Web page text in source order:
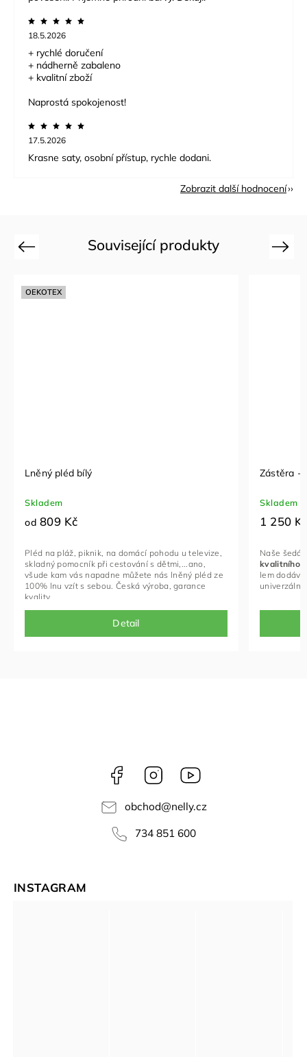
18.5.2026
+ rychlé doručení
+ nádherně zabaleno
+ kvalitní zboží
Naprostá spokojenost!
17.5.2026
Krasne saty, osobní přístup, rychle dodani.
Zobrazit další hodnocení
Související produkty
Previous
OEKOTEX
Lněný pléd bílý
Skladem
od 809 Kč
Detail
Pléd na pláž, piknik, na domácí pohodu u televize,
skladný pomocník při cestování s dětmi,...ano,
všude kam vás napadne můžete nás lněný pléd ze
100% lnu vzít s sebou. Česká výroba, garance
kvality.
Zástěra -
Skladem
1 250
Naše šedá
kvalitního
lem
univerzální
Next
Facebook Instagram
obchod@nelly.cz
734 851 600
INSTAGRAM